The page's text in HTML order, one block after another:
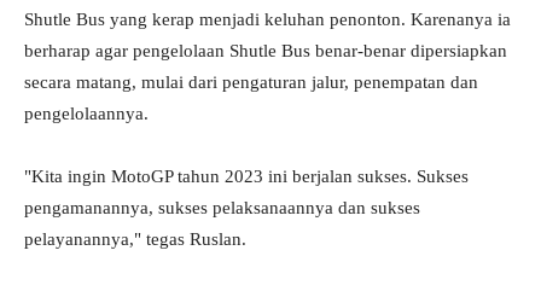
Shutle Bus yang kerap menjadi keluhan penonton. Karenanya ia
berharap agar pengelolaan Shutle Bus benar-benar dipersiapkan
secara matang, mulai dari pengaturan jalur, penempatan dan
pengelolaannya.
"Kita ingin MotoGP tahun 2023 ini berjalan sukses. Sukses
pengamanannya, sukses pelaksanaannya dan sukses
pelayanannya," tegas Ruslan.